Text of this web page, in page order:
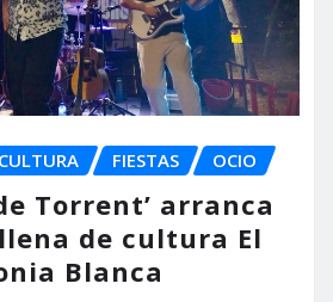
CULTURA FIESTAS OCIO
Torrent’ arranca
de cultura El
Blanca